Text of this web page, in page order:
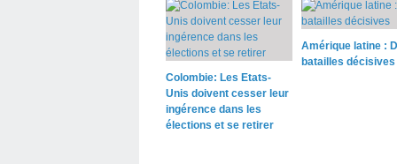
Colombie: Les Etats-
Unis doivent cesser leur
ingérence dans les
élections et se retirer
Amérique latine :
batailles décisives